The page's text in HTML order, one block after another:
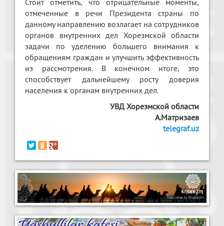
Стоит отметить, что отрицательные моменты,
отмеченные в речи Президента страны по
данному направлению возлагает на сотрудников
органов внутренних дел Хорезмской области
задачи по уделению большего внимания к
обращениям граждан и улучшить эффективность
из рассмотрения. В конечном итоге, это
способствует дальнейшему росту доверия
населения к органам внутренних дел.
УВД Хорезмской области
А.Матризаев
telegraf.uz